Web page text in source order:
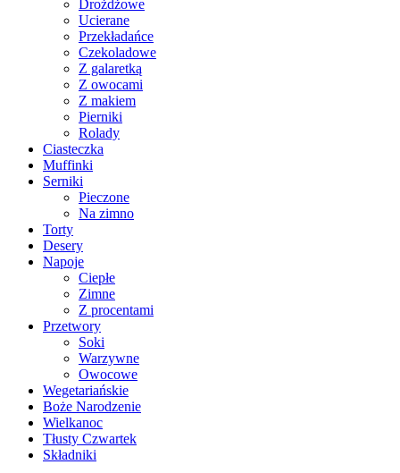
Drożdżowe
Ucierane
Przekładańce
Czekoladowe
Z galaretką
Z owocami
Z makiem
Pierniki
Rolady
Ciasteczka
Muffinki
Serniki
Pieczone
Na zimno
Torty
Desery
Napoje
Ciepłe
Zimne
Z procentami
Przetwory
Soki
Warzywne
Owocowe
Wegetariańskie
Boże Narodzenie
Wielkanoc
Tłusty Czwartek
Składniki